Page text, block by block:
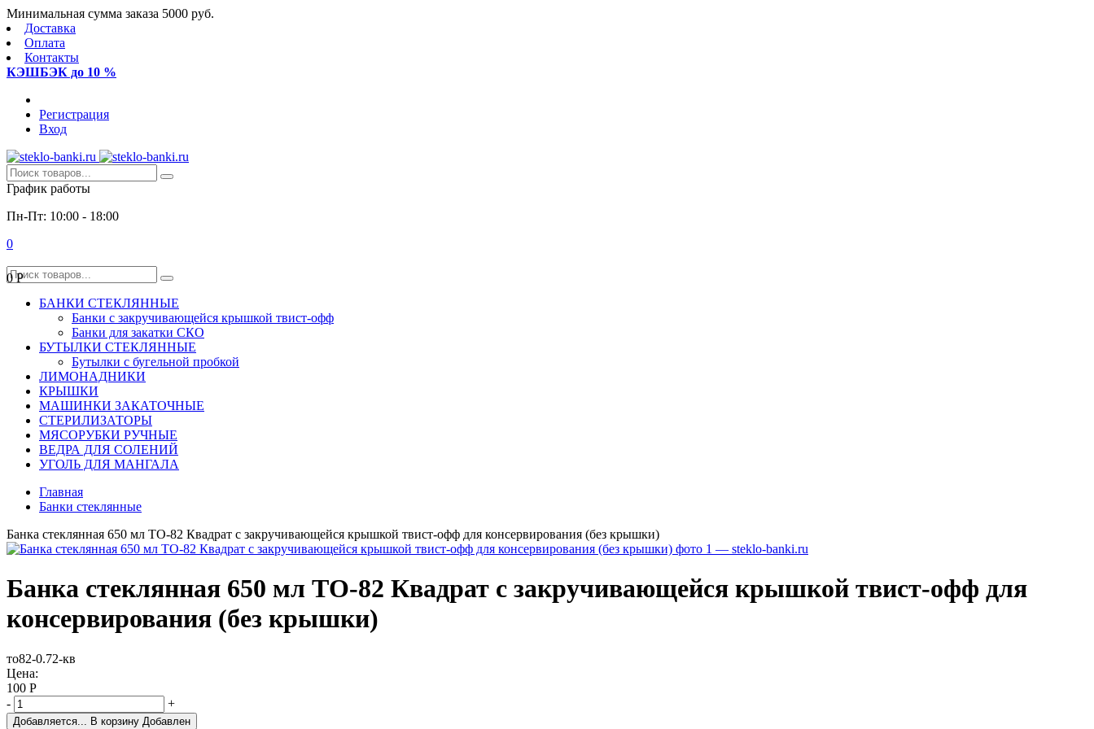
Минимальная сумма заказа 5000 руб.
Доставка
Оплата
Контакты
КЭШБЭК до 10 %
Регистрация
Вход
График работы
Пн-Пт: 10:00 - 18:00
0
0Р
БАНКИ СТЕКЛЯННЫЕ
Банки с закручивающейся крышкой твист-офф
Банки для закатки СКО
БУТЫЛКИ СТЕКЛЯННЫЕ
Бутылки с бугельной пробкой
ЛИМОНАДНИКИ
КРЫШКИ
МАШИНКИ ЗАКАТОЧНЫЕ
СТЕРИЛИЗАТОРЫ
МЯСОРУБКИ РУЧНЫЕ
ВЕДРА ДЛЯ СОЛЕНИЙ
УГОЛЬ ДЛЯ МАНГАЛА
Главная
Банки стеклянные
Банка стеклянная 650 мл ТО-82 Квадрат с закручивающейся крышкой твист-офф для консервирования (без крышки)
Банка стеклянная 650 мл ТО-82 Квадрат с закручивающейся крышкой твист-офф для
консервирования (без крышки)
то82-0.72-кв
Цена:
100 Р
-
+
Добавляется... В корзину Добавлен